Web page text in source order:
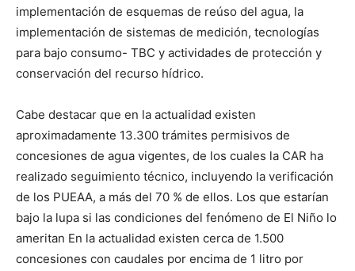
implementación de esquemas de reúso del agua, la
implementación de sistemas de medición, tecnologías
para bajo consumo- TBC y actividades de protección y
conservación del recurso hídrico.
Cabe destacar que en la actualidad existen
aproximadamente 13.300 trámites permisivos de
concesiones de agua vigentes, de los cuales la CAR ha
realizado seguimiento técnico, incluyendo la verificación
de los PUEAA, a más del 70 % de ellos. Los que estarían
bajo la lupa si las condiciones del fenómeno de El Niño lo
ameritan En la actualidad existen cerca de 1.500
concesiones con caudales por encima de 1 litro por